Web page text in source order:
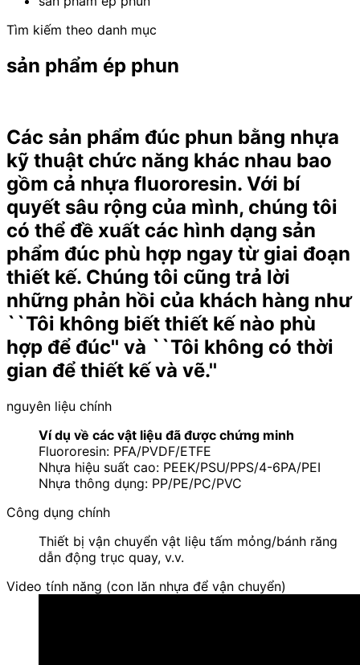
Tìm kiếm theo danh mục
sản phẩm ép phun
Các sản phẩm đúc phun bằng nhựa
kỹ thuật chức năng khác nhau bao
gồm cả nhựa fluororesin. Với bí
quyết sâu rộng của mình, chúng tôi
có thể đề xuất các hình dạng sản
phẩm đúc phù hợp ngay từ giai đoạn
thiết kế. Chúng tôi cũng trả lời
những phản hồi của khách hàng như
``Tôi không biết thiết kế nào phù
hợp để đúc'' và ``Tôi không có thời
gian để thiết kế và vẽ.''
nguyên liệu chính
Ví dụ về các vật liệu đã được chứng minh
Fluororesin: PFA/PVDF/ETFE
Nhựa hiệu suất cao: PEEK/PSU/PPS/4-6PA/PEI
Nhựa thông dụng: PP/PE/PC/PVC
Công dụng chính
Thiết bị vận chuyển vật liệu tấm mỏng/bánh răng
dẫn động trục quay, v.v.
Video tính năng (con lăn nhựa để vận chuyển)